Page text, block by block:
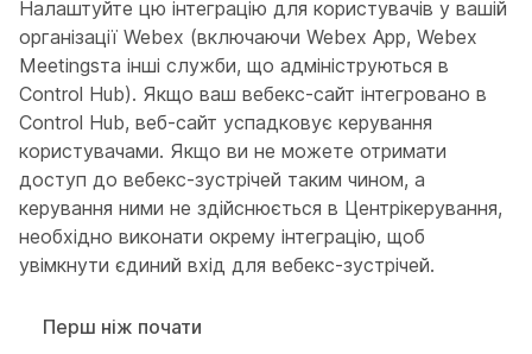
Налаштуйте цю інтеграцію для користувачів у вашій
організації Webex (включаючи Webex App, Webex
Meetingsта інші служби, що адмініструються в
Control Hub). Якщо ваш вебекс-сайт інтегровано в
Control Hub, веб-сайт успадковує керування
користувачами. Якщо ви не можете отримати
доступ до вебекс-зустрічей таким чином, а
керування ними не здійснюється в Центрікерування,
необхідно виконати окрему інтеграцію, щоб
увімкнути єдиний вхід для вебекс-зустрічей.
Перш ніж почати